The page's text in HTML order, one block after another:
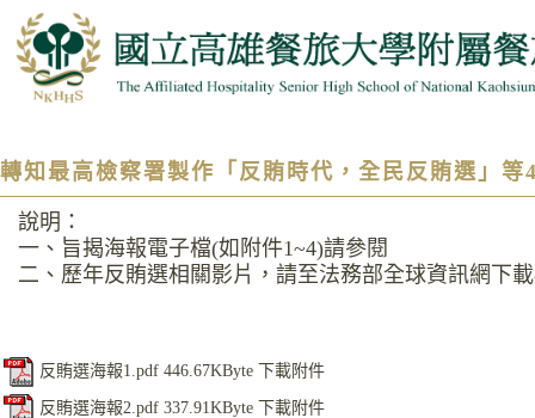
轉知最高檢察署製作「反賄時代，全民反賄選」等
說明：
一、旨揭海報電子檔(如附件1~4)請參閱
二、歷年反賄選相關影片，請至法務部全球資訊網下
反賄選海報1.pdf 446.67KByte 下載附件
反賄選海報2.pdf 337.91KByte 下載附件